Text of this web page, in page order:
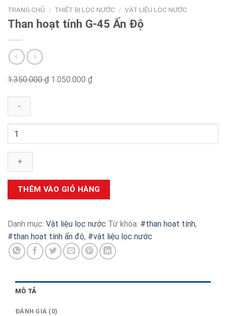
TRANG CHỦ / THIẾT BỊ LỌC NƯỚC / VẬT LIỆU LỌC NƯỚC
Than hoạt tính G-45 Ấn Độ
1.350.000₫ Original
1.050.000 ₫
Than
tính
Độ
lượng
THÊM VÀO GIỎ HÀNG
Danh mục: Vật liệu lọc nước Từ khóa: #than hoạt tính,
#than hoạt tính ấn độ, #vật liệu lọc nước
MÔ TẢ
ĐÁNH GIÁ (0)